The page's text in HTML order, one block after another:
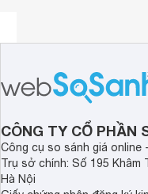
CÔNG TY CỔ PHẦN
Công cụ so sánh giá online
Trụ sở chính: Số 195 Khâm
Hà Nội